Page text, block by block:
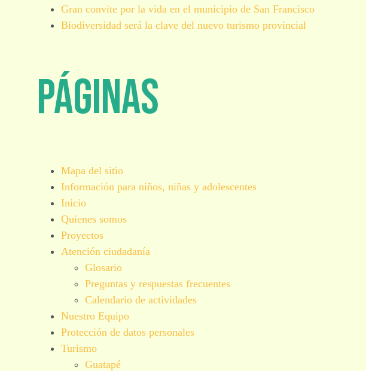
Gran convite por la vida en el municipio de San Francisco
Biodiversidad será la clave del nuevo turismo provincial
Páginas
Mapa del sitio
Información para niños, niñas y adolescentes
Inicio
Quienes somos
Proyectos
Atención ciudadanía
Glosario
Preguntas y respuestas frecuentes
Calendario de actividades
Nuestro Equipo
Protección de datos personales
Turismo
Guatapé